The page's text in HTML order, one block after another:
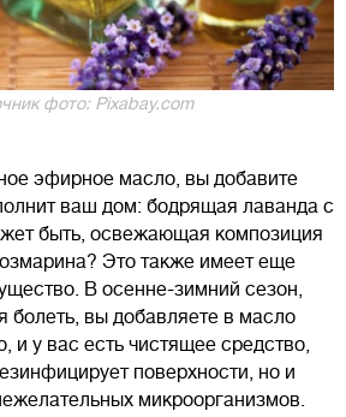
фото: Pixabay.com
эфирное масло, вы добавите
ваш дом: бодрящая лаванда с
быть, освежающая композиция
Это также имеет еще
В осенне-зимний сезон,
болеть, вы добавляете в масло
и у вас есть чистящее средство,
поверхности, но и
микроорганизмов.